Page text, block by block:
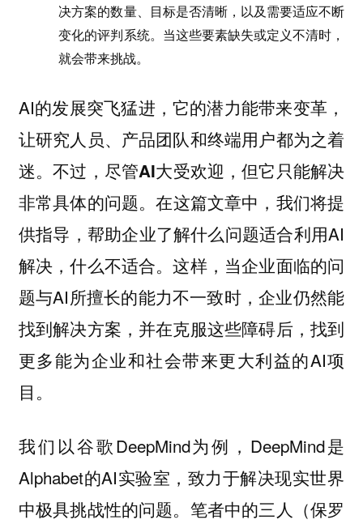
决方案的数量、目标是否清晰，以及需要适应不断
变化的评判系统。当这些要素缺失或定义不清时，
就会带来挑战。
AI的发展突飞猛进，它的潜力能带来变革，
让研究人员、产品团队和终端用户都为之着
迷。不过， 尽管AI大受欢迎，但它只能解决
非常具体的问题。在这篇文章中，我们将提
供指导，帮助企业了解什么问题适合利用AI
解决，什么不适合。这样，当企业面临的问
题与AI所擅长的能力不一致时，企业仍然能
找到解决方案，并在克服这些障碍后，找到
更多能为企业和社会带来更大利益的AI项
目。
我们以谷歌DeepMind为例，DeepMind是
Alphabet的AI实验室，致力于解决现实世界
中极具挑战性的问题。笔者中的三人（保罗